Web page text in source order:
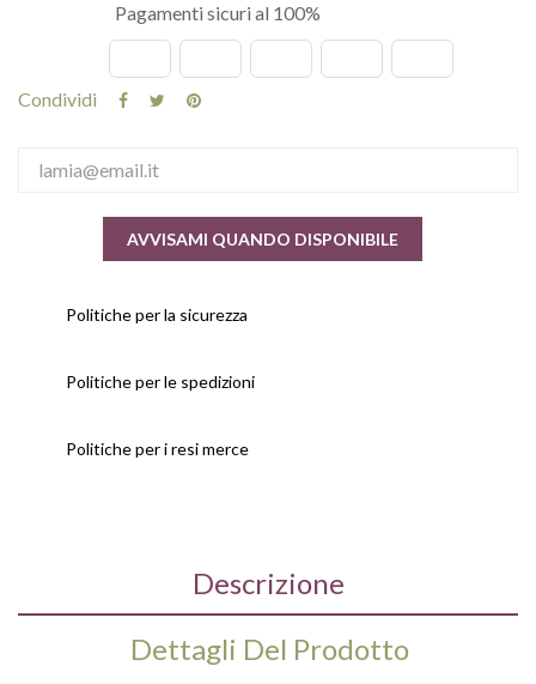
Pagamenti sicuri al 100%
Condividi
AVVISAMI QUANDO DISPONIBILE
Politiche per la sicurezza
Politiche per le spedizioni
Politiche per i resi merce
Descrizione
Dettagli Del Prodotto